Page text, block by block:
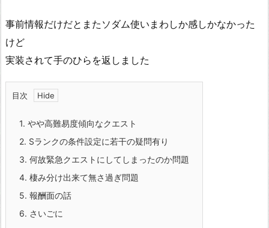
事前情報だけだとまたソダム使いまわしか感しかなかった
けど
実装されて手のひらを返しました
目次
1. やや高難易度傾向なクエスト
2. Sランクの条件設定に若干の疑問有り
3. 何故緊急クエストにしてしまったのか問題
4. 棲み分け出来て無さ過ぎ問題
5. 報酬面の話
6. さいごに